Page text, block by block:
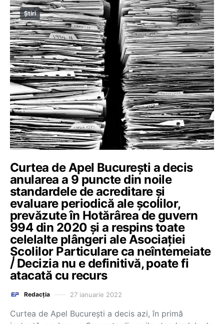
Știri
Curtea de Apel București a decis
anularea a 9 puncte din noile
standardele de acreditare și
evaluare periodică ale școlilor,
prevăzute în Hotărârea de guvern
994 din 2020 și a respins toate
celelalte plângeri ale Asociației
Școlilor Particulare ca neîntemeiate
/ Decizia nu e definitivă, poate fi
atacată cu recurs
Redacția 27 ianuarie 2022
Curtea de Apel București a decis azi, în primă